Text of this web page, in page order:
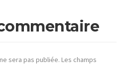
sera pas publiée. Les champs